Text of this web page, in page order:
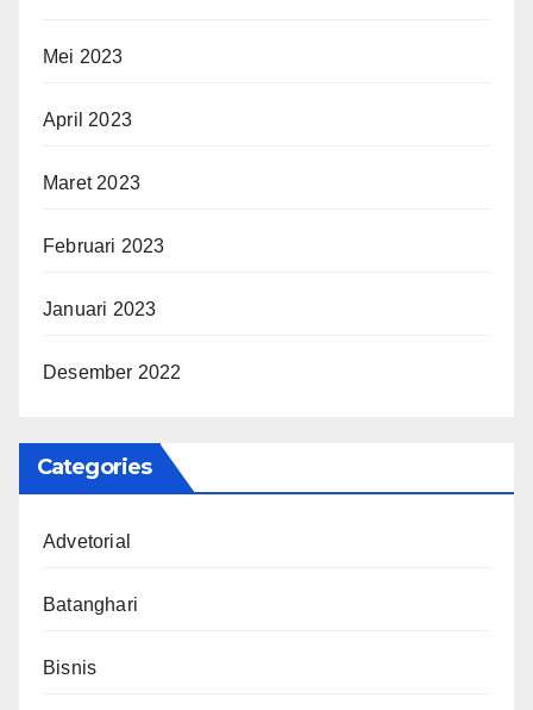
Mei 2023
April 2023
Maret 2023
Februari 2023
Januari 2023
Desember 2022
Categories
Advetorial
Batanghari
Bisnis